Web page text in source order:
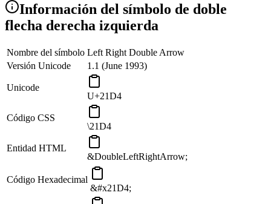
Información del símbolo de doble
flecha derecha izquierda
Nombre del símbolo Left Right Double Arrow
Versión Unicode
1.1 (June 1993)
Unicode
U+21D4
Código CSS
\21D4
Entidad HTML
&DoubleLeftRightArrow;
Código Hexadecimal
&#x21D4;